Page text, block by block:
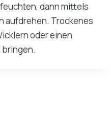
dann mittels
aufdrehen. Trockenes
oder einen
bringen.